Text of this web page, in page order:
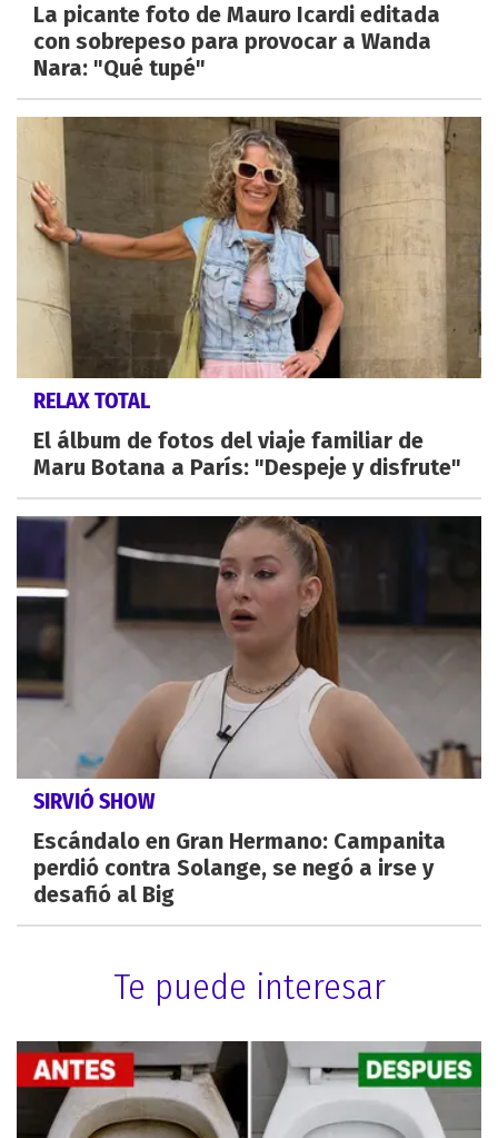
La picante foto de Mauro Icardi editada
con sobrepeso para provocar a Wanda
Nara: "Qué tupé"
RELAX TOTAL
El álbum de fotos del viaje familiar de
Maru Botana a París: "Despeje y disfrute"
SIRVIÓ SHOW
Escándalo en Gran Hermano: Campanita
perdió contra Solange, se negó a irse y
desafió al Big
Te puede interesar